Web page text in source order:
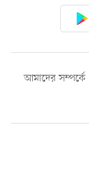
আমাদের সম্পর্কে